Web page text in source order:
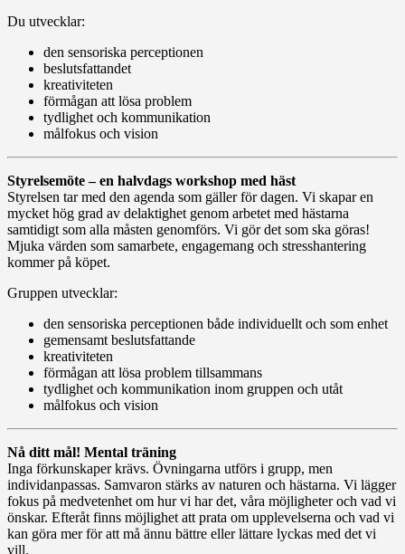
Du utvecklar:
den sensoriska perceptionen
beslutsfattandet
kreativiteten
förmågan att lösa problem
tydlighet och kommunikation
målfokus och vision
Styrelsemöte – en halvdags workshop med häst
Styrelsen tar med den agenda som gäller för dagen. Vi skapar en
mycket hög grad av delaktighet genom arbetet med hästarna
samtidigt som alla måsten genomförs. Vi gör det som ska göras!
Mjuka värden som samarbete, engagemang och stresshantering
kommer på köpet.
Gruppen utvecklar:
den sensoriska perceptionen både individuellt och som enhet
gemensamt beslutsfattande
kreativiteten
förmågan att lösa problem tillsammans
tydlighet och kommunikation inom gruppen och utåt
målfokus och vision
Nå ditt mål! Mental träning
Inga förkunskaper krävs. Övningarna utförs i grupp, men
individanpassas. Samvaron stärks av naturen och hästarna. Vi lägger
fokus på medvetenhet om hur vi har det, våra möjligheter och vad vi
önskar. Efteråt finns möjlighet att prata om upplevelserna och vad vi
kan göra mer för att må ännu bättre eller lättare lyckas med det vi
vill.